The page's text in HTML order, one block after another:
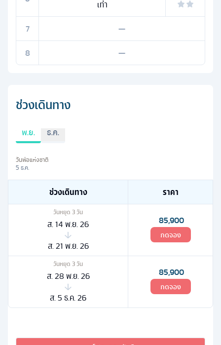
เท่า
7
—
8
—
ช่วงเดินทาง
พ.ย. ธ.ค.
วันพ่อแห่งชาติ
5 ธ.ค.
ช่วงเดินทาง ราคา
วันหยุด 3วัน
ส. 14 พ.ย. 26
ส. 21 พ.ย. 26
85,900
กดจอง
วันหยุด 3วัน
ส. 28 พ.ย. 26
ส. 5 ธ.ค. 26
85,900
กดจอง